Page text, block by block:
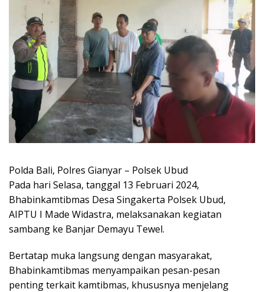
Polda Bali, Polres Gianyar – Polsek Ubud
Pada hari Selasa, tanggal 13 Februari 2024,
Bhabinkamtibmas Desa Singakerta Polsek Ubud,
AIPTU I Made Widastra, melaksanakan kegiatan
sambang ke Banjar Demayu Tewel.
Bertatap muka langsung dengan masyarakat,
Bhabinkamtibmas menyampaikan pesan-pesan
penting terkait kamtibmas, khususnya menjelang